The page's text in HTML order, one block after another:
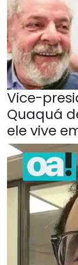
Vice-
Quaquá
ele vive